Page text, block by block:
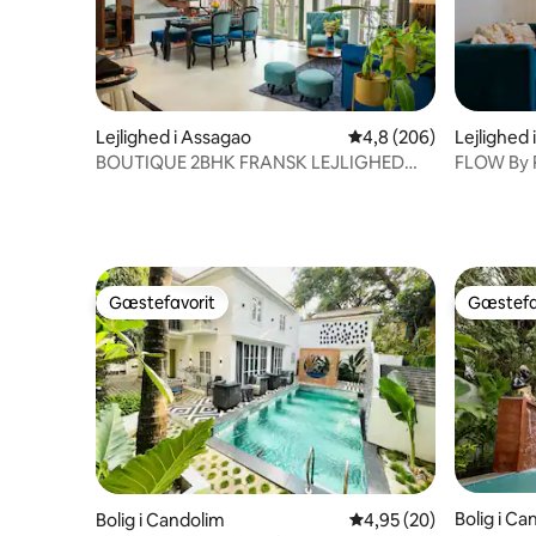
Lejlighed i Assagao 4,8 ud af 5 i
4,8 (206)
BOUTIQUE 2BHK FRANSK LEJLIGHED
Lejlighed
FLOW
Gæstefavorit
Gæstefavorit
Bolig i Candolim 4,95 ud af 5 i
4,95 (20)
Bolig i